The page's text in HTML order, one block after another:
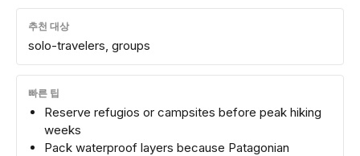
추천 대상
solo-travelers, groups
빠른 팁
Reserve refugios or campsites before peak hiking
weeks
Pack waterproof layers because Patagonian